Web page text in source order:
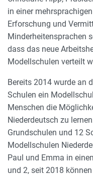
in einer
Erforschung und
Minderheitensprachen
dass das neue
Modellschulen verteilt
Bereits 2014 wurde an
Schulen ein
Menschen die
Niederdeutsch zu
Grundschulen und 12
Modellschulen
Paul und Emma in
und 2, seit 2018